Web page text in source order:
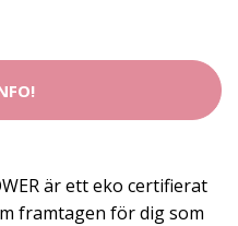
är ett eko certifierat
framtagen för dig som